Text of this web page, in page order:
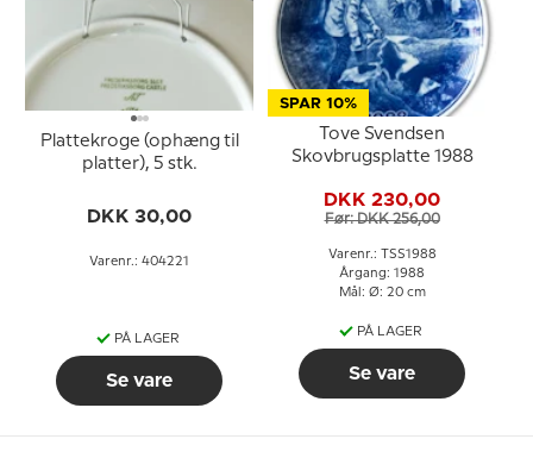
Plattekroge (ophæng til
platter), 5 stk.
DKK 30,00
Varenr.: 404221
PÅ LAGER
Se vare
SPAR 10%
Tove Svendsen
Skovbrugsplatte 1988
DKK 230,00
Før: DKK 256,00
Varenr.: TSS1988
Årgang: 1988
Mål: Ø: 20 cm
PÅ LAGER
Se vare